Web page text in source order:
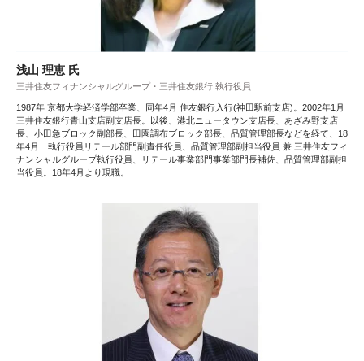
浅山 理恵 氏
三井住友フィナンシャルグループ・三井住友銀行 執行役員
1987年 京都大学経済学部卒業、同年4月 住友銀行入行(神田駅前支店)。2002年1月
三井住友銀行青山支店副支店長。以後、港北ニュータウン支店長、あざみ野支店
長、小田急ブロック副部長、田園調布ブロック部長、品質管理部長などを経て、18
年4月 執行役員リテール部門副責任役員、品質管理部副担当役員 兼 三井住友フィ
ナンシャルグループ執行役員、リテール事業部門事業部門長補佐、品質管理部副担
当役員。18年4月より現職。